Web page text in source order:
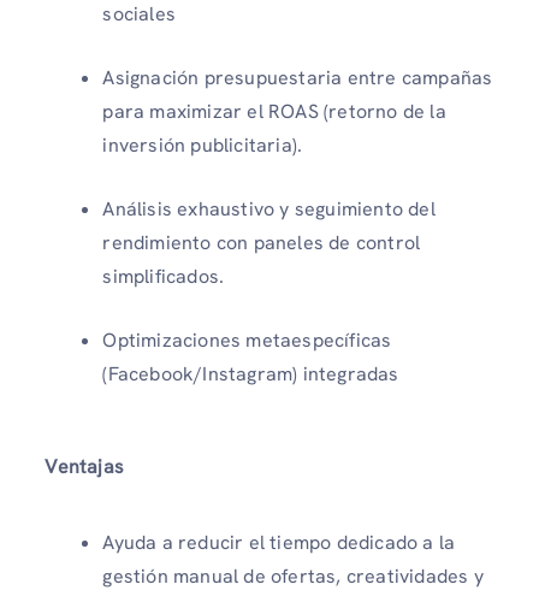
sociales
Asignación presupuestaria entre campañas
para maximizar el ROAS (retorno de la
inversión publicitaria).
Análisis exhaustivo y seguimiento del
rendimiento con paneles de control
simplificados.
Optimizaciones metaespecíficas
(Facebook/Instagram) integradas
Ventajas
Ayuda a reducir el tiempo dedicado a la
gestión manual de ofertas, creatividades y